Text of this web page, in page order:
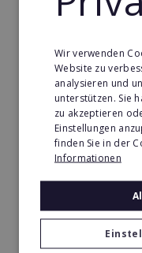
Mindways 3D
Wir verwenden
Website zu
analysieren und
unterstützen. Sie
zu akzeptieren
Einstellungen
finden Sie in der
Informationen